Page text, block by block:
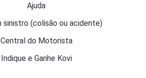
Ajuda
sinistro (colisão ou acidente)
Central do Motorista
Indique e Ganhe Kovi